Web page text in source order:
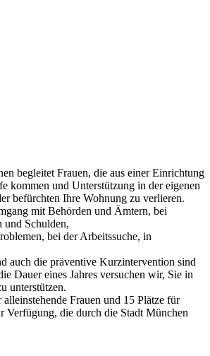
begleitet Frauen, die aus einer Einrichtung
kommen und Unterstützung in der eigenen
befürchten Ihre Wohnung zu verlieren.
mit Behörden und Ämtern, bei
und Schulden,
bei der Arbeitssuche, in
auch die präventive Kurzintervention sind
Dauer eines Jahres versuchen wir, Sie in
unterstützen.
alleinstehende Frauen und 15 Plätze für
Verfügung, die durch die Stadt München